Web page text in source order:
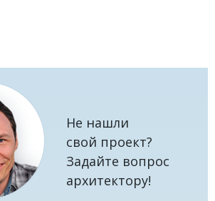
Не нашли
свой проект?
Задайте вопрос
архитектору!